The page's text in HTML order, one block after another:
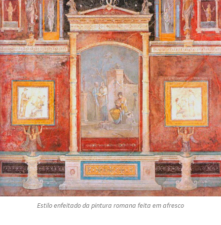
Estiloenfeitadoda pintura romana feita em afresco